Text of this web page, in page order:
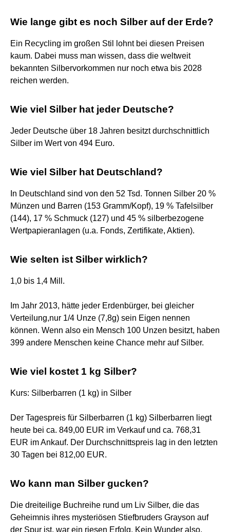
Wie lange gibt es noch Silber auf der Erde?
Ein Recycling im großen Stil lohnt bei diesen Preisen
kaum. Dabei muss man wissen, dass die weltweit
bekannten Silbervorkommen nur noch etwa bis 2028
reichen werden.
Wie viel Silber hat jeder Deutsche?
Jeder Deutsche über 18 Jahren besitzt durchschnittlich
Silber im Wert von 494 Euro.
Wie viel Silber hat Deutschland?
In Deutschland sind von den 52 Tsd. Tonnen Silber 20 %
Münzen und Barren (153 Gramm/Kopf), 19 % Tafelsilber
(144), 17 % Schmuck (127) und 45 % silberbezogene
Wertpapieranlagen (u.a. Fonds, Zertifikate, Aktien).
Wie selten ist Silber wirklich?
1,0 bis 1,4 Mill.
Im Jahr 2013, hätte jeder Erdenbürger, bei gleicher
Verteilung,nur 1/4 Unze (7,8g) sein Eigen nennen
können. Wenn also ein Mensch 100 Unzen besitzt, haben
399 andere Menschen keine Chance mehr auf Silber.
Wie viel kostet 1 kg Silber?
Kurs: Silberbarren (1 kg) in Silber
Der Tagespreis für Silberbarren (1 kg) Silberbarren liegt
heute bei ca. 849,00 EUR im Verkauf und ca. 768,31
EUR im Ankauf. Der Durchschnittspreis lag in den letzten
30 Tagen bei 812,00 EUR.
Wo kann man Silber gucken?
Die dreiteilige Buchreihe rund um Liv Silber, die das
Geheimnis ihres mysteriösen Stiefbruders Grayson auf
der Spur ist, war ein riesen Erfolg. Kein Wunder also,